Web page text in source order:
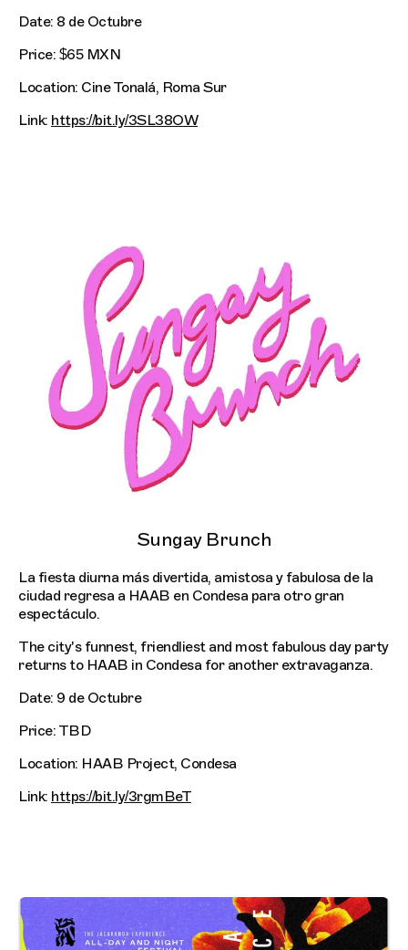
Date: 8 de Octubre
Price: $65 MXN
Location: Cine Tonalá, Roma Sur
Link: https://bit.ly/3SL38OW
Sungay Brunch
La fiesta diurna más divertida, amistosa y fabulosa de la
ciudad regresa a HAAB en Condesa para otro gran
espectáculo.
The city's funnest, friendliest and most fabulous day party
returns to HAAB in Condesa for another extravaganza.
Date: 9 de Octubre
Price: TBD
Location: HAAB Project, Condesa
Link: https://bit.ly/3rgmBeT